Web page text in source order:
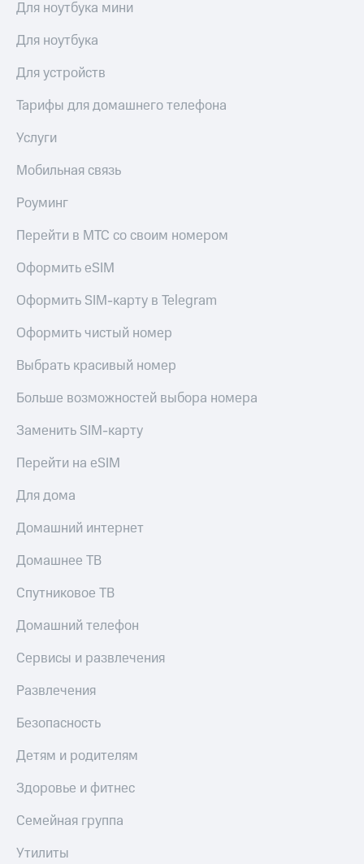
Для ноутбука мини
Для ноутбука
Для устройств
Тарифы для домашнего телефона
Услуги
Мобильная связь
Роуминг
Перейти в МТС со своим номером
Оформить eSIM
Оформить SIM-карту в Telegram
Оформить чистый номер
Выбрать красивый номер
Больше возможностей выбора номера
Заменить SIM-карту
Перейти на eSIM
Для дома
Домашний интернет
Домашнее ТВ
Спутниковое ТВ
Домашний телефон
Сервисы и развлечения
Развлечения
Безопасность
Детям и родителям
Здоровье и фитнес
Семейная группа
Утилиты